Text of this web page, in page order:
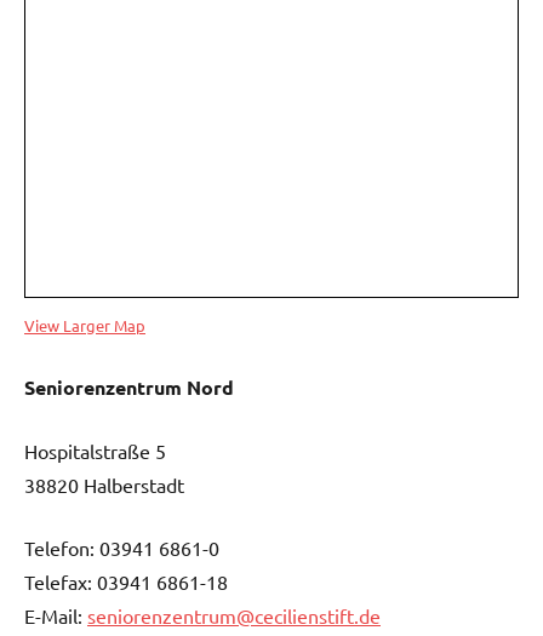
View Larger Map
Seniorenzentrum Nord
Hospitalstraße 5
38820 Halberstadt
Telefon: 03941 6861-0
Telefax: 03941 6861-18
E-Mail: seniorenzentrum@cecilienstift.de